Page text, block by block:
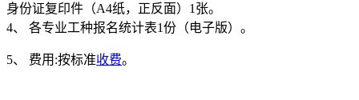
身份证复印件（A4纸，正反面）1张。
4、 各专业工种报名统计表1份（电子版）。
5、 费用:按标准收费。